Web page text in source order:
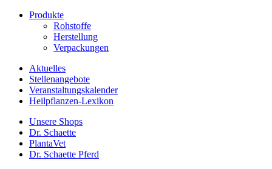
Produkte
Rohstoffe
Herstellung
Verpackungen
Aktuelles
Stellenangebote
Veranstaltungskalender
Heilpflanzen-Lexikon
Unsere Shops
Dr. Schaette
PlantaVet
Dr. Schaette Pferd